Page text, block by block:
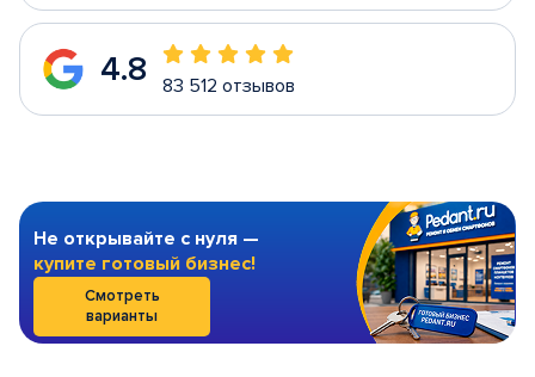
4.8 83 512 отзывов
Не открывайте с нуля —
купите готовый бизнес!
Смотреть
варианты